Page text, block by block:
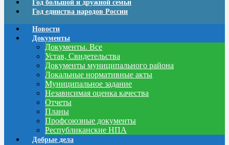
Год большой и дружной семьи
Год единства народов России
Новости
Документы
Документы. Все
Устав, Свидетельства
Документы муниципального района
Локальные нормативные акты
Муниципальное задание
Независимая оценка качества
Отчеты
Планы
Профсоюзные документы
Республиканские НПА
Добрые дела